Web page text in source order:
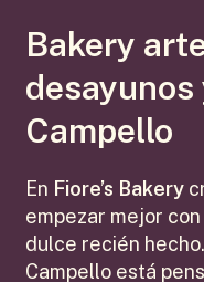
Bakery
desayunos
Campello
En Fiore’s Bakery
empezar mejor
dulce recién
Campello está